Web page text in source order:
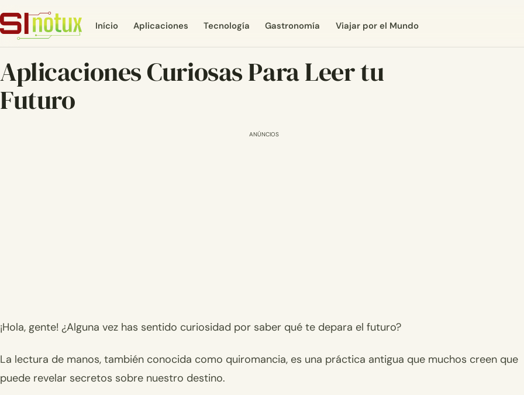
Início Aplicaciones Tecnología Gastronomía Viajar por el Mundo
Aplicaciones Curiosas Para Leer tu
Futuro
ANÚNCIOS
¡Hola, gente! ¿Alguna vez has sentido curiosidad por saber qué te depara el futuro?
La lectura de manos, también conocida como quiromancia, es una práctica antigua que muchos creen que
puede revelar secretos sobre nuestro destino.